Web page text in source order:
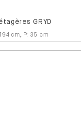
GRYD
194 cm, P: 35 cm